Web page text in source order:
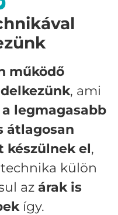
működő
, ami
legmagasabb
átlagosan
készülnek el,
külön
az árak is
így.